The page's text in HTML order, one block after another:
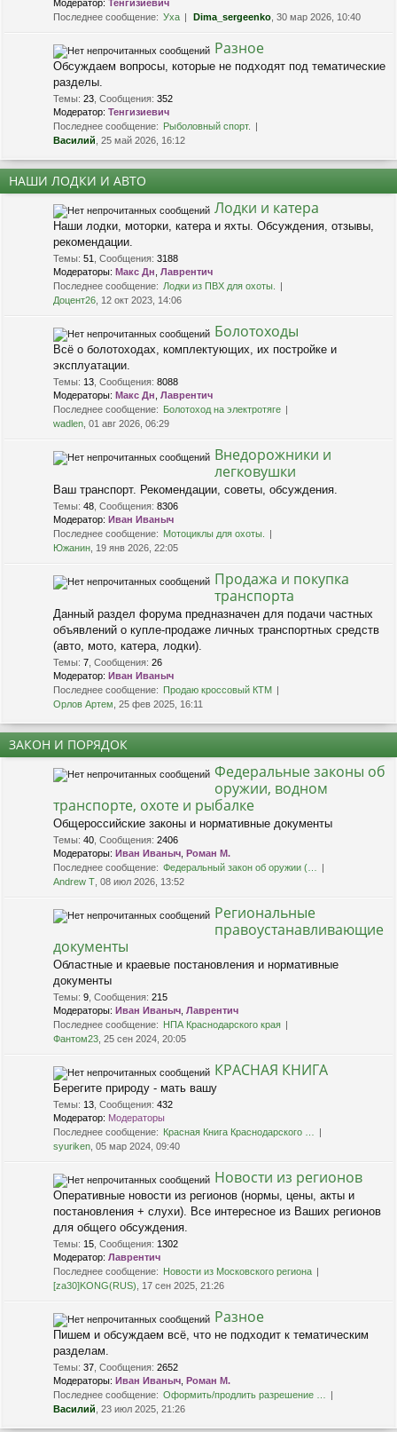
Модератор: Тенгизиевич
Последнее сообщение: Уха Dima_sergeenko , 30 мар 2026, 10:40
Разное
Обсуждаем вопросы, которые не подходят под тематические
разделы.
Темы: 23 Сообщения: 352
Модератор: Тенгизиевич
Последнее сообщение: Рыболовный спорт.
Василий , 25 май 2026, 16:12
НАШИ ЛОДКИ И АВТО
Лодки и катера
Наши лодки, моторки, катера и яхты. Обсуждения, отзывы,
рекомендации.
Темы: 51 Сообщения: 3188
Модераторы: Макс Дн Лаврентич
Последнее сообщение: Лодки из ПВХ для охоты.
Доцент26 , 12 окт 2023, 14:06
Болотоходы
Всё о болотоходах, комплектующих, их постройке и
эксплуатации.
Темы: 13 Сообщения: 8088
Модераторы: Макс Дн Лаврентич
Последнее сообщение: Болотоход на электротяге
wadlen , 01 авг 2026, 06:29
Внедорожники и
легковушки
Ваш транспорт. Рекомендации, советы, обсуждения.
Темы: 48 Сообщения: 8306
Модератор: Иван Иваныч
Последнее сообщение: Мотоциклы для охоты.
Южанин , 19 янв 2026, 22:05
Продажа и покупка
транспорта
Данный раздел форума предназначен для подачи частных
объявлений о купле-продаже личных транспортных средств
(авто, мото, катера, лодки).
Темы: 7 Сообщения: 26
Модератор: Иван Иваныч
Последнее сообщение: Продаю кроссовый КТМ
Орлов Артем , 25 фев 2025, 16:11
ЗАКОН И ПОРЯДОК
Федеральные законы об
оружии, водном
транспорте, охоте и рыбалке
Общероссийские законы и нормативные документы
Темы: 40 Сообщения: 2406
Модераторы: Иван Иваныч Роман М.
Последнее сообщение: Федеральный закон об оружии (…
Andrew T , 08 июл 2026, 13:52
Региональные
правоустанавливающие
документы
Областные и краевые постановления и нормативные
документы
Темы: 9 Сообщения: 215
Модераторы: Иван Иваныч Лаврентич
Последнее сообщение: НПА Краснодарского края
Фантом23 , 25 сен 2024, 20:05
КРАСНАЯ КНИГА
Берегите природу - мать вашу
Темы: 13 Сообщения: 432
Модератор: Модераторы
Последнее сообщение: Красная Книга Краснодарского …
syuriken , 05 мар 2024, 09:40
Новости из регионов
Оперативные новости из регионов (нормы, цены, акты и
постановления + слухи). Все интересное из Ваших регионов
для общего обсуждения.
Темы: 15 Сообщения: 1302
Модератор: Лаврентич
Последнее сообщение: Новости из Московского региона
[za30]KONG(RUS) , 17 сен 2025, 21:26
Разное
Пишем и обсуждаем всё, что не подходит к тематическим
разделам.
Темы: 37 Сообщения: 2652
Модераторы: Иван Иваныч Роман М.
Последнее сообщение: Оформить/продлить разрешение …
Василий , 23 июл 2025, 21:26